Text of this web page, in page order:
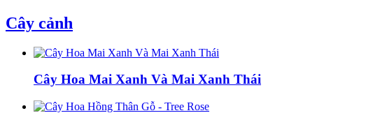
Cây cảnh
Cây Hoa Mai Xanh Và Mai Xanh Thái